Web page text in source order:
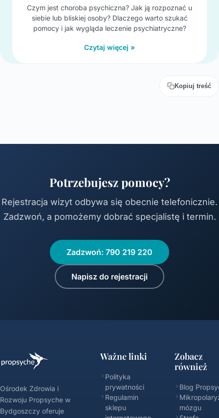
Czym jest choroba psychiczna? Jak ją rozpoznać u
siebie lub bliskiej osoby? Dlaczego warto szukać
pomocy i jak wygląda leczenie psychiatryczne?
Czytaj więcej »
Kopiuj treść
Potrzebujesz pomocy?
Rejestracja wizyt odbywa się obecnie telefonicznie.
Zadzwoń, a pomożemy dobrać specjalistę i termin.
Zadzwoń: 790 219 220
Napisz do rejestracji
Ośrodek Zdrowia i
Rozwoju Propsyche w
Bydgoszczy oferuje
Ważne linki
Polityka
prywatności
Regulamin
sklepu
Zobacz
również
Blog
mózgu